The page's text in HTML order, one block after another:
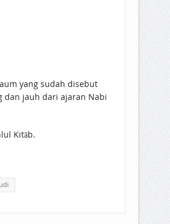
yang sudah disebut
dan jauh dari ajaran Nabi
Kitāb.